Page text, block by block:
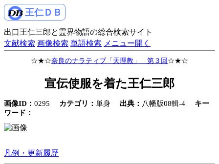
王仁ＤＢ
出口王仁三郎と霊界物語の総合検索サイト
文献検索 画像検索 単語検索 メニュー開く
☆★☆奈良のナラティブ「天理教」 第３回☆★☆
宣伝使服を着た王仁三郎
画像ID： 0295 カテゴリ： 単身 出典： 八幡版08輯-4
キー
ワード：
凡例・更新履歴